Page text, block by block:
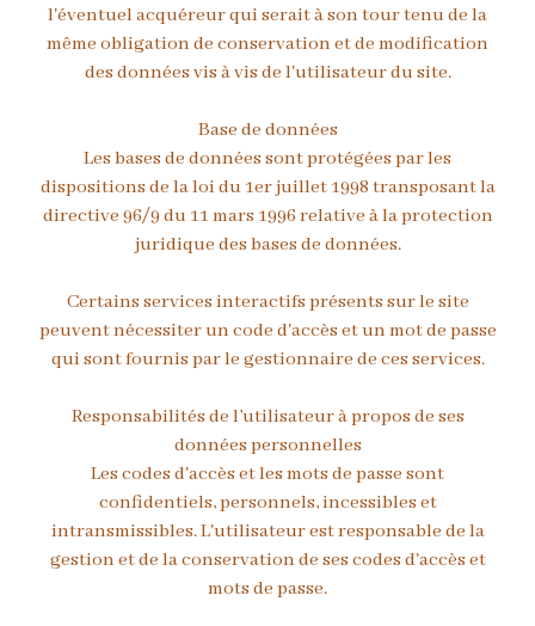
l'éventuel acquéreur qui serait à son tour tenu de la
même obligation de conservation et de modification
des données vis à vis de l'utilisateur du site.
Base de données
Les bases de données sont protégées par les
dispositions de la loi du 1er juillet 1998 transposant la
directive 96/9 du 11 mars 1996 relative à la protection
juridique des bases de données.
Certains services interactifs présents sur le site
peuvent nécessiter un code d'accès et un mot de passe
qui sont fournis par le gestionnaire de ces services.
Responsabilités de l’utilisateur à propos de ses
données personnelles
Les codes d'accès et les mots de passe sont
confidentiels, personnels, incessibles et
intransmissibles. L'utilisateur est responsable de la
gestion et de la conservation de ses codes d'accès et
mots de passe.